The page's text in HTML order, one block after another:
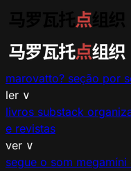
marovatto? seção por
ler ∨
livros substack
e revistas
ver ∨
segue o som